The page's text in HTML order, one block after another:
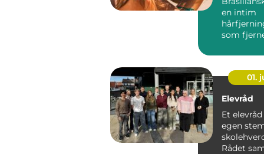
en intim
som
01.
Elevråd
Et
egen
Rådet